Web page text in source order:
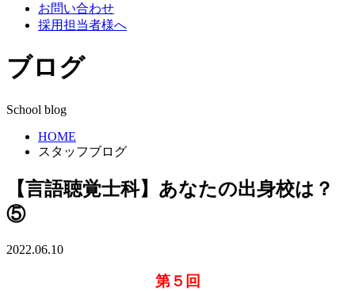
お問い合わせ
採用担当者様へ
ブログ
School blog
HOME
スタッフブログ
【言語聴覚士科】あなたの出身校は？
⑤
2022.06.10
第５回